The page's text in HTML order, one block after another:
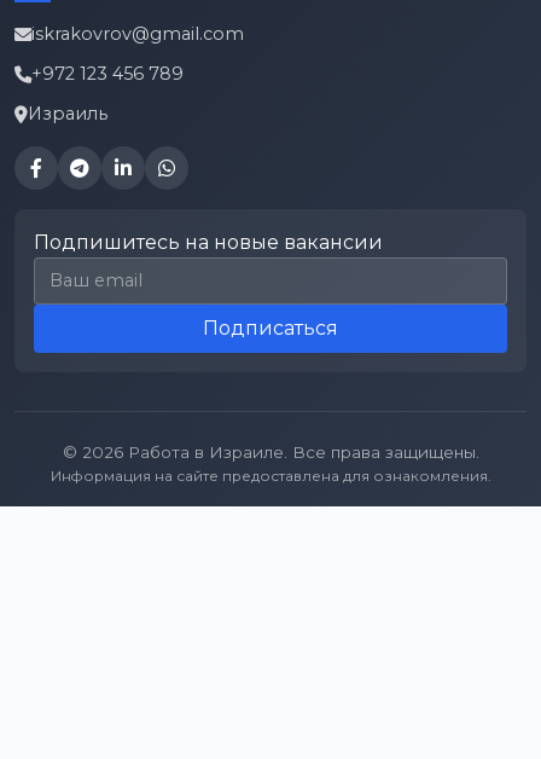
iskrakovrov@gmail.com
+972 123 456 789
Израиль
Подпишитесь на новые вакансии
Email для подписки
Подписаться
© 2026 Работа в Израиле. Все права защищены.
Информация на сайте предоставлена для ознакомления.